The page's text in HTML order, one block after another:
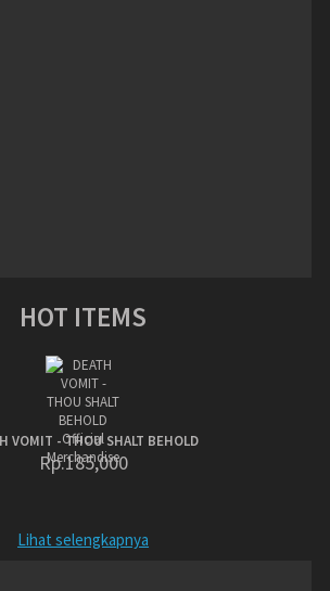
HOT ITEMS
VOMIT - THOU SHALT BEHOLD
Rp.185,000
Lihat selengkapnya